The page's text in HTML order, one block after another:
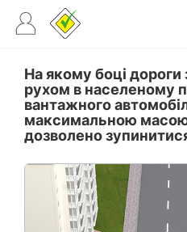
На якому боці дороги
рухом в населеному
вантажного
максимальною
дозволено